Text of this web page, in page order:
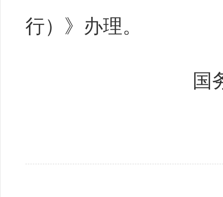
行）》办理。
国